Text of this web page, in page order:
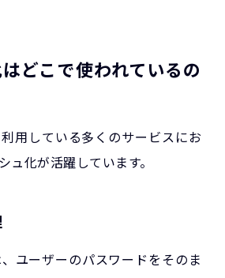
どこで使われているの
用している多くのサービスにお
ュ化が活躍しています。
ユーザーのパスワードをそのま